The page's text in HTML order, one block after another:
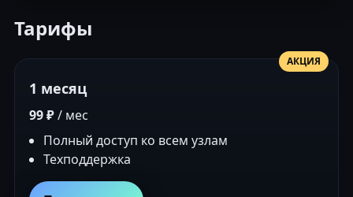
Тарифы
АКЦИЯ
1 месяц
99 ₽/ мес
Полный доступ ко всем узлам
Техподдержка